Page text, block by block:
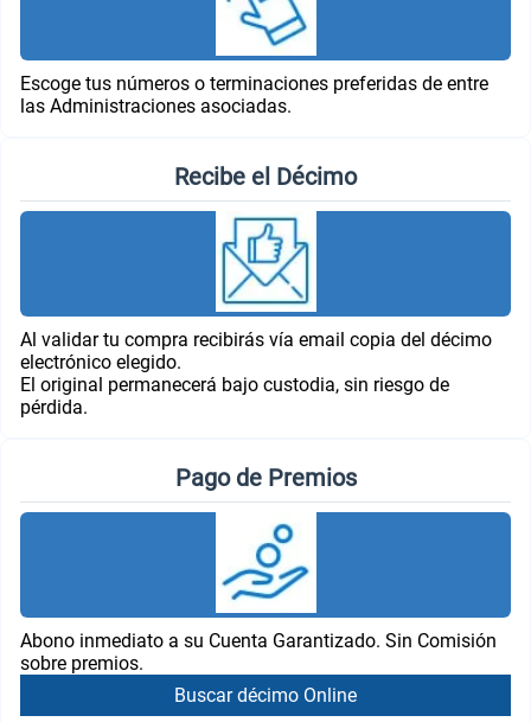
Escoge tus números o terminaciones preferidas de entre
las Administraciones asociadas.
Recibe el Décimo
Al validar tu compra recibirás vía email copia del décimo
electrónico elegido.
El original permanecerá bajo custodia, sin riesgo de
pérdida.
Pago de Premios
Abono inmediato a su Cuenta Garantizado. Sin Comisión
sobre premios.
Buscar décimo Online